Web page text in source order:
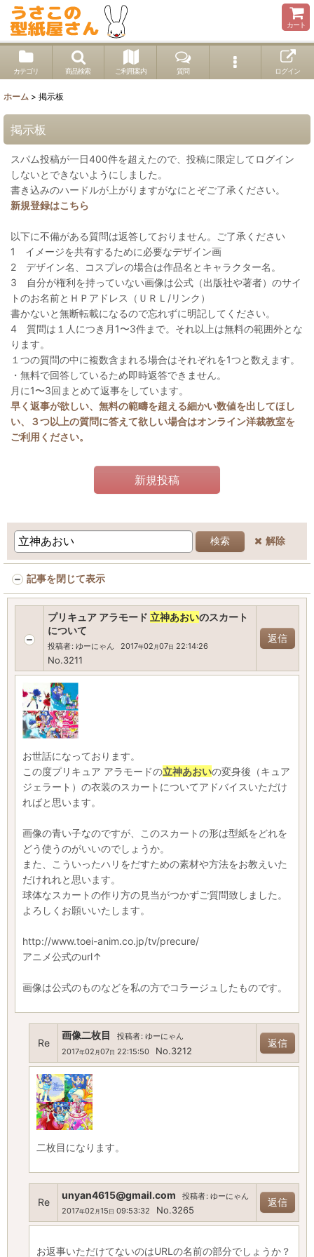
カート
カテゴリ 商品検索 ご利用案内 質問 ログイン
ホーム > 掲示板
掲示板
スパム投稿が一日400件を超えたので、投稿に限定してログイン
しないとできないようにしました。
書き込みのハードルが上がりますがなにとぞご了承ください。
新規登録はこちら
以下に不備がある質問は返答しておりません。ご了承ください
1 イメージを共有するために必要なデザイン画
2 デザイン名、コスプレの場合は作品名とキャラクター名。
3 自分が権利を持っていない画像は公式（出版社や著者）のサイ
トのお名前とＨＰアドレス（ＵＲＬ/リンク）
書かないと無断転載になるので忘れずに明記してください。
4 質問は１人につき月1〜3件まで。それ以上は無料の範囲外とな
ります。
１つの質問の中に複数含まれる場合はそれぞれを1つと数えます。
・無料で回答しているため即時返答できません。
月に1〜3回まとめて返事をしています。
早く返事が欲しい、無料の範疇を超える細かい数値を出してほし
い、３つ以上の質問に答えて欲しい場合はオンライン洋裁教室を
ご利用ください。
新規投稿
検索 解除
記事を閉じて表示
プリキュア アラモード 立神あおいのスカート
について
投稿者: ゆーにゃん 2017年02 月07日 22:14:26
No.3211
返信
お世話になっております。
この度プリキュア アラモードの立神あおいの変身後（キュア
ジェラート）の衣装のスカートについてアドバイスいただけ
ればと思います。
画像の青い子なのですが、このスカートの形は型紙をどれを
どう使うのがいいのでしょうか。
また、こういったハリをだすための素材や方法をお教えいた
だけれれと思います。
球体なスカートの作り方の見当がつかずご質問致しました。
よろしくお願いいたします。
http://www.toei-anim.co.jp/tv/precure/
アニメ公式のurl↑
画像は公式のものなどを私の方でコラージュしたものです。
Re
画像二枚目 投稿者: ゆーにゃん
2017年02 月07日 22:15:50 No.3212
返信
二枚目になります。
Re
unyan4615@gmail.com 投稿者: ゆーにゃん
2017年02 月15 日 09:53:32 No.3265
返信
お返事いただけてないのはURLの名前の部分でしょうか？